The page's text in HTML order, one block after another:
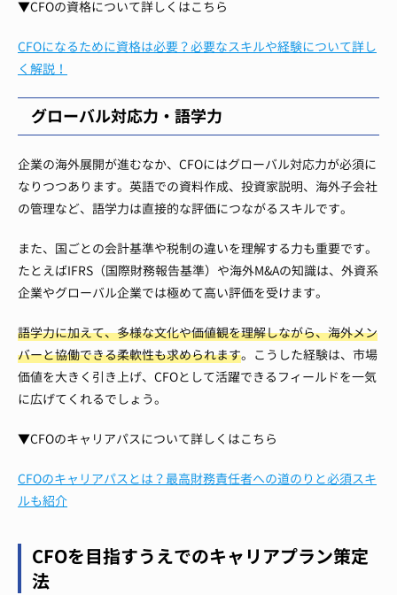
▼CFOの資格について詳しくはこちら
CFOになるために資格は必要？必要なスキルや経験について詳し
く解説！
グローバル対応力・語学力
企業の海外展開が進むなか、CFOにはグローバル対応力が必須に
なりつつあります。英語での資料作成、投資家説明、海外子会社
の管理など、語学力は直接的な評価につながるスキルです。
また、国ごとの会計基準や税制の違いを理解する力も重要です。
たとえばIFRS（国際財務報告基準）や海外M&Aの知識は、外資系
企業やグローバル企業では極めて高い評価を受けます。
語学力に加えて、多様な文化や価値観を理解しながら、海外メン
バーと協働できる柔軟性も求められます。こうした経験は、市場
価値を大きく引き上げ、CFOとして活躍できるフィールドを一気
に広げてくれるでしょう。
▼CFOのキャリアパスについて詳しくはこちら
CFOのキャリアパスとは？最高財務責任者への道のりと必須スキ
ルも紹介
CFOを目指すうえでのキャリアプラン策定
法